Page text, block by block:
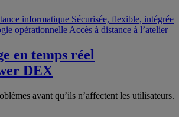
informatique Sécurisée, flexible, intégrée
opérationnelle Accès à distance à l’atelier
en temps réel
DEX
avant qu’ils n’affectent les utilisateurs.